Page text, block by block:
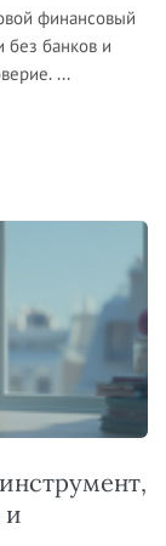
финансовый
без банков и
...
и